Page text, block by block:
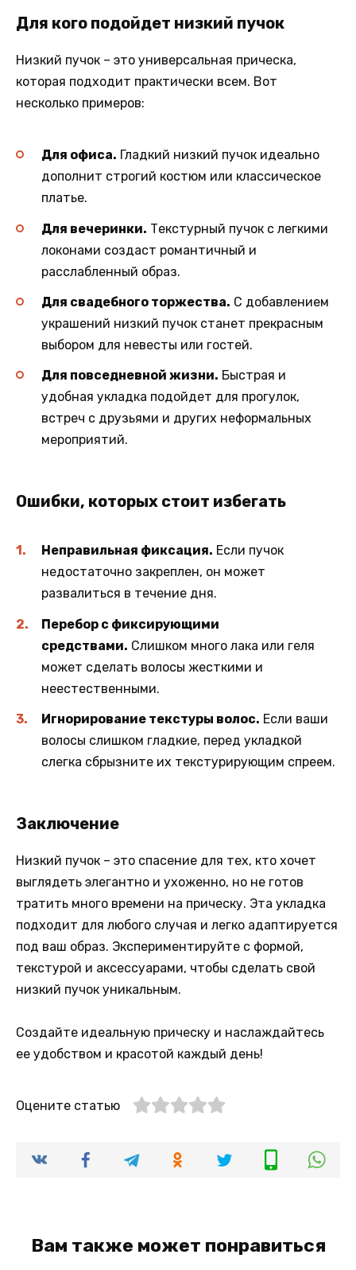
Для кого подойдет низкий пучок
Низкий пучок – это универсальная прическа,
которая подходит практически всем. Вот
несколько примеров:
Для офиса. Гладкий низкий пучок идеально
дополнит строгий костюм или классическое
платье.
Для вечеринки. Текстурный пучок с легкими
локонами создаст романтичный и
расслабленный образ.
Для свадебного торжества. С добавлением
украшений низкий пучок станет прекрасным
выбором для невесты или гостей.
Для повседневной жизни. Быстрая и
удобная укладка подойдет для прогулок,
встреч с друзьями и других неформальных
мероприятий.
Ошибки, которых стоит избегать
Неправильная фиксация. Если пучок
недостаточно закреплен, он может
развалиться в течение дня.
Перебор с фиксирующими
средствами. Слишком много лака или геля
может сделать волосы жесткими и
неестественными.
Игнорирование текстуры волос. Если ваши
волосы слишком гладкие, перед укладкой
слегка сбрызните их текстурирующим спреем.
Заключение
Низкий пучок – это спасение для тех, кто хочет
выглядеть элегантно и ухоженно, но не готов
тратить много времени на прическу. Эта укладка
подходит для любого случая и легко адаптируется
под ваш образ. Экспериментируйте с формой,
текстурой и аксессуарами, чтобы сделать свой
низкий пучок уникальным.
Создайте идеальную прическу и наслаждайтесь
ее удобством и красотой каждый день!
Оцените статью
Вам также может понравиться